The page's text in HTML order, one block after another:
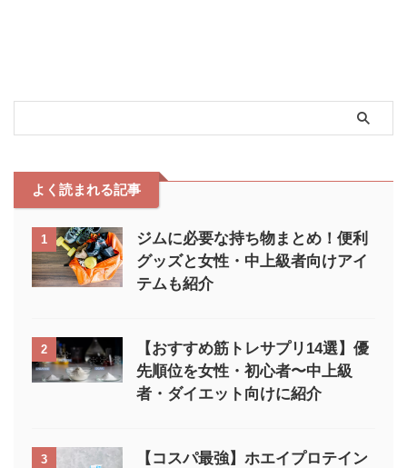
ます。 筆者の経験上、シークの
青色はゴールドジムより ...
よく読まれる記事
1
ジムに必要な持ち物まとめ！便利
グッズと女性・中上級者向けアイ
テムも紹介
2
【おすすめ筋トレサプリ14選】優
先順位を女性・初心者〜中上級
者・ダイエット向けに紹介
3
【コスパ最強】ホエイプロテイン